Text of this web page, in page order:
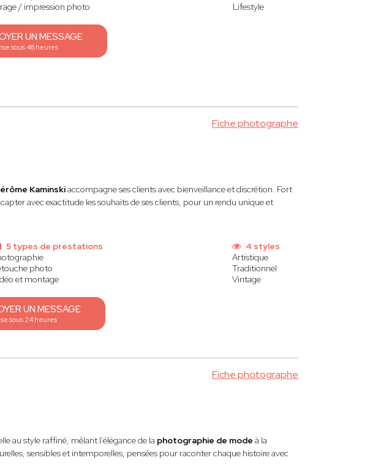
/ impression photo
Lifestyle
UN MESSAGE
sous 48 heures
Fiche photographe
Kaminskiaccompagne ses clients avec bienveillance et discrétion. Fort
avec exactitude les souhaits de ses clients, pour un rendu unique et
5 types de prestations
photo
et montage
4 styles
Artistique
Traditionnel
Vintage
UN MESSAGE
sous 24 heures
Fiche photographe
au style raffiné, mêlant l'élégance de la photographie de modeà la
sensibles et intemporelles, pensées pour raconter chaque histoire avec